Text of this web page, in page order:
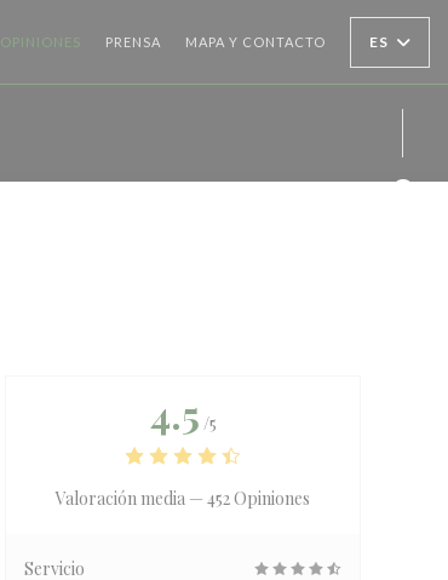
OPINIONES PRENSA MAPA Y CONTACTO ES
4.5 /5
Valoración media — 452 Opiniones
Servicio